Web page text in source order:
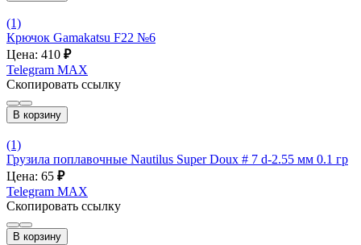
(1)
Крючок Gamakatsu F22 №6
Цена: 410 ₽
Telegram MAX
Скопировать ссылку
В корзину
(1)
Грузила поплавочные Nautilus Super Doux # 7 d-2.55 мм 0.1 гр
Цена: 65 ₽
Telegram MAX
Скопировать ссылку
В корзину